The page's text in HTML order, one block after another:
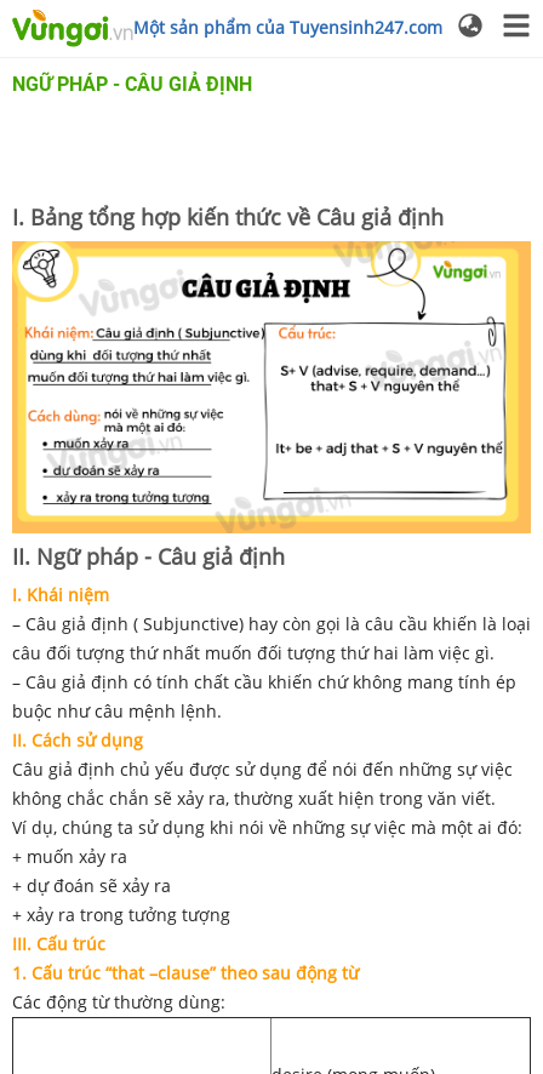
Một sản phẩm của Tuyensinh247.com
NGỮ PHÁP - CÂU GIẢ ĐỊNH
I. Bảng tổng hợp kiến thức về Câu giả định
II. Ngữ pháp - Câu giả định
I. Khái niệm
– Câu giả định ( Subjunctive) hay còn gọi là câu cầu khiến là loại
câu đối tượng thứ nhất muốn đối tượng thứ hai làm việc gì.
– Câu giả định có tính chất cầu khiến chứ không mang tính ép
buộc như câu mệnh lệnh.
II. Cách sử dụng
Câu giả định chủ yếu được sử dụng để nói đến những sự việc
không chắc chắn sẽ xảy ra, thường xuất hiện trong văn viết.
Ví dụ, chúng ta sử dụng khi nói về những sự việc mà một ai đó:
+ muốn xảy ra
+ dự đoán sẽ xảy ra
+ xảy ra trong tưởng tượng
III. Cấu trúc
1. Cấu trúc “that –clause” theo sau động từ
Các động từ thường dùng: